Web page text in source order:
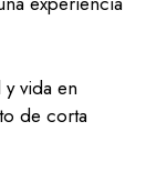
vida en
de corta